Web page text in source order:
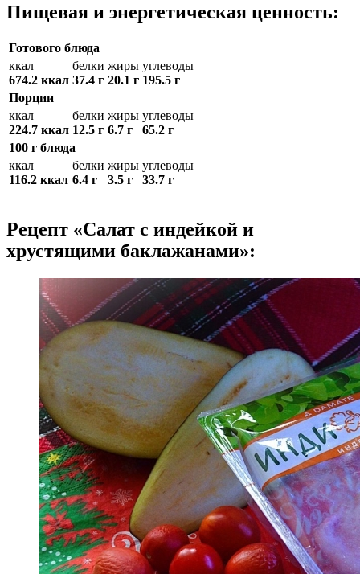
Пищевая и энергетическая ценность:
Готового блюда
ккал
674.2 ккал
белки
37.4 г
жиры
20.1 г
углеводы
195.5 г
Порции
ккал
224.7 ккал
белки
12.5 г
жиры
6.7 г
углеводы
65.2 г
100 г блюда
ккал
116.2 ккал
белки
6.4 г
жиры
3.5 г
углеводы
33.7 г
Рецепт «Салат с индейкой и
хрустящими баклажанами»: